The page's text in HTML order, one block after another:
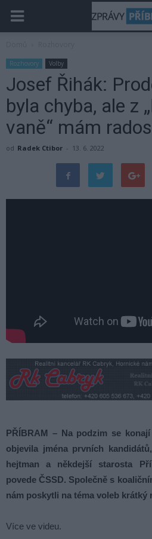
Rozhovory Volby
Josef Řihák:
byla chyba, ale z
vaně“ mám
od Radek Ctibor - 13. 6. 2022
PŘÍBRAM – Na podzim se
objevila jména prvních
hejtman a někdejší starosta
povede ČSSD. Společně s
nám poskytli na téma voleb
Více ve videu.